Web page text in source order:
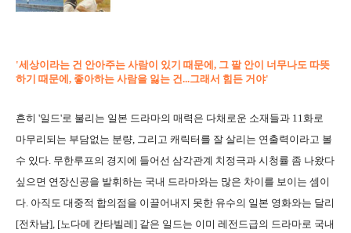
'세상이라는 건 안아주는 사람이 있기 때문에, 그 팔 안이 너무나도 따뜻
하기 때문에, 좋아하는 사람을 잃는 건...그래서 힘든 거야'
흔히 '일드'로 불리는 일본 드라마의 매력은 다채로운 소재들과 11화로
마무리되는 부담없는 분량, 그리고 캐릭터를 잘 살리는 연출력이라고 볼
수 있다. 무한루프의 경지에 들어선 삼각관계 치정극과 시청률 좀 나왔다
싶으면 연장신공을 발휘하는 국내 드라마와는 많은 차이를 보이는 셈이
다. 아직도 대중적 합의점을 이끌어내지 못한 유수의 일본 영화와는 달리
[전차남], [노다메 칸타빌레] 같은 일드는 이미 레전드급의 드라마로 국내